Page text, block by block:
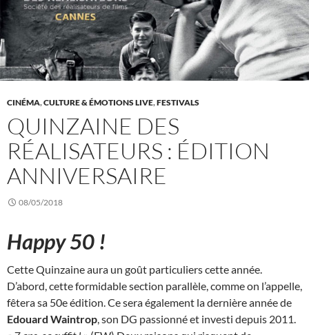
CINÉMA,CULTURE & ÉMOTIONS LIVE,FESTIVALS
QUINZAINE DES
RÉALISATEURS : ÉDITION
ANNIVERSAIRE
08/05/2018
Happy 50 !
Cette Quinzaine aura un goût particuliers cette année.
D’abord, cette formidable section parallèle, comme on l’appelle,
fêtera sa 50e édition. Ce sera également la dernière année de
Edouard Waintrop , son DG passionné et investi depuis 2011.